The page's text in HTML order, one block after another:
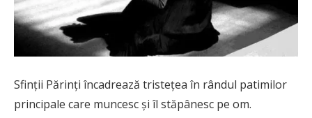
Sfinții Părinți încadrează tristețea în rândul patimilor
principale care muncesc și îl stăpânesc pe om.